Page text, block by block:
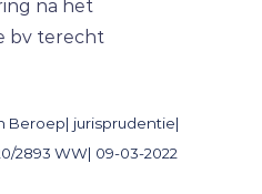
na het
bv terecht
Beroep| jurisprudentie|
2893 WW| 09-03-2022